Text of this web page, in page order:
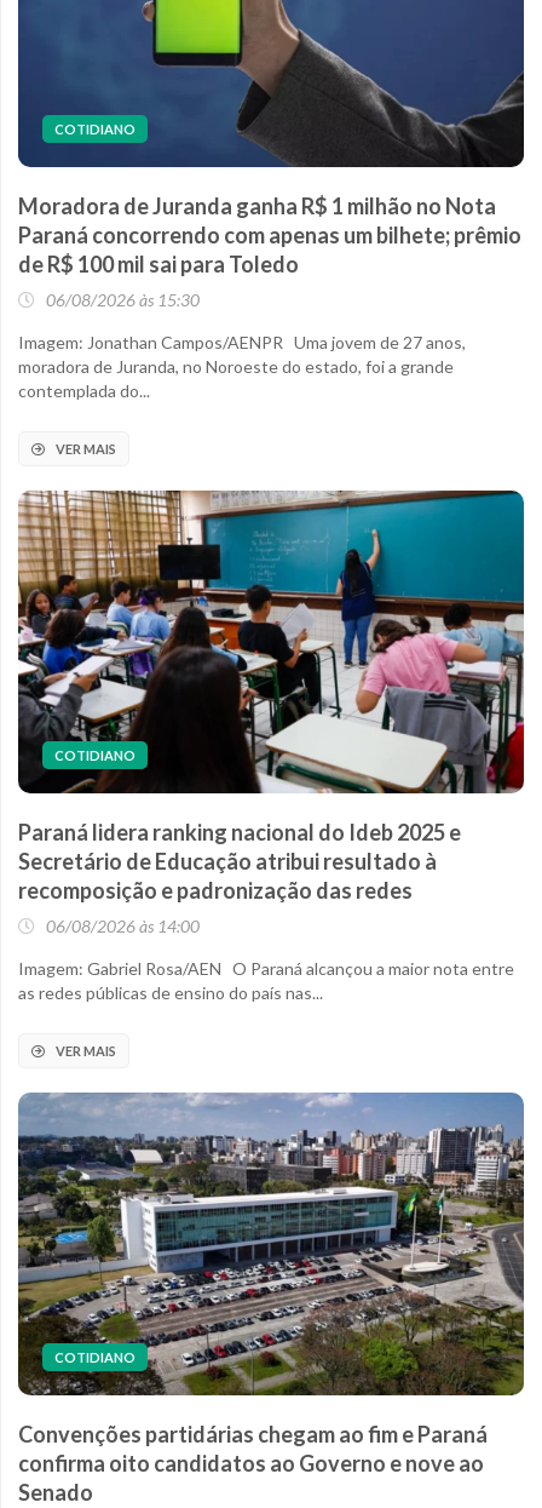
COTIDIANO
Moradora de Juranda ganha R$ 1 milhão no Nota
Paraná concorrendo com apenas um bilhete; prêmio
de R$ 100 mil sai para Toledo
06/08/2026 às 15:30
Imagem: Jonathan Campos/AENPR Uma jovem de 27 anos,
moradora de Juranda, no Noroeste do estado, foi a grande
contemplada do...
VER MAIS
COTIDIANO
Paraná lidera ranking nacional do Ideb 2025 e
Secretário de Educação atribui resultado à
recomposição e padronização das redes
06/08/2026 às 14:00
Imagem: Gabriel Rosa/AEN O Paraná alcançou a maior nota entre
as redes públicas de ensino do país nas...
VER MAIS
COTIDIANO
Convenções partidárias chegam ao fim e Paraná
confirma oito candidatos ao Governo e nove ao
Senado